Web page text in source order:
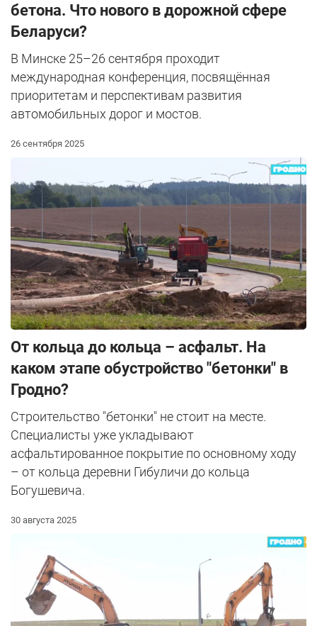
бетона. Что нового в дорожной сфере
Беларуси?
В Минске 25–26 сентября проходит
международная конференция, посвящённая
приоритетам и перспективам развития
автомобильных дорог и мостов.
26 сентября 2025
От кольца до кольца – асфальт. На
каком этапе обустройство "бетонки" в
Гродно?
Строительство "бетонки" не стоит на месте.
Специалисты уже укладывают
асфальтированное покрытие по основному ходу
– от кольца деревни Гибуличи до кольца
Богушевича.
30 августа 2025